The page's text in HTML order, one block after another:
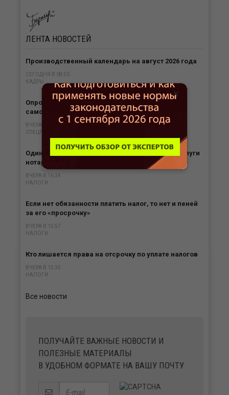
ЛЕНТА НОВОСТЕЙ
Производственный календарь на август 2026 года
СЕГОДНЯ В 08:50
КАДРЫ
Опрос. Сколько россиян одобряют режим
самозанятости?
ВЧЕРА В 16:56
СПЕЦРЕЖИМЫ
Одинокие родители могут получить вычет за услуги
нотариуса
ВЧЕРА В 16:34
НАЛОГИ
Если нет обязанности платить налог, то нет и пеней
за его «просрочку»
ВЧЕРА В 15:57
НАЛОГИ
Кто лишается права на отсрочку по уплате налогов
ВЧЕРА В 15:35
НАЛОГИ
Все новости
ПОЛУЧАЙТЕ ВАЖНЫЕ НОВОСТИ И
ПОЛЕЗНЫЕ МАТЕРИАЛЫ
В УДОБНОМ ФОРМАТЕ НА ВАШУ ПОЧТУ
×